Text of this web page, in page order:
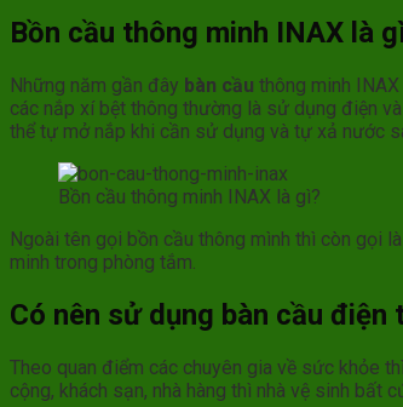
Bồn cầu thông minh INAX là
Những năm gần đây bàn cầu thông minh
các nắp xí bệt thông thường là sử dụng điện
thể tự mở nắp khi cần sử dụng và tự xả nước
Bồn cầu thông minh INAX là gì?
Ngoài tên gọi bồn cầu thông mình thì còn gọi
minh trong phòng tắm.
Có nên sử dụng bàn cầu điện
Theo quan điểm các chuyên gia về sức khỏe
cộng, khách sạn, nhà hàng thì nhà vệ sinh bất